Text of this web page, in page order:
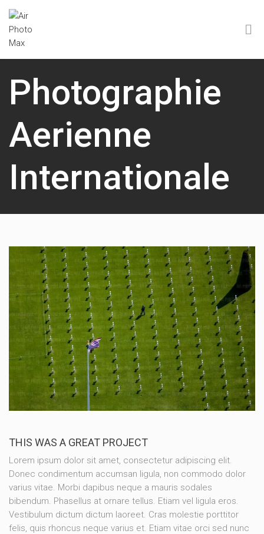
Photographie
Aerienne
Internationale
THIS WAS A GREAT PROJECT
Lorem ipsum dolor sit amet, consectetur adipiscing elit.
Donec condimentum accumsan ligula, non commodo dolor
varius vitae. Morbi dapibus neque a mauris sodales
bibendum. Phasellus at ornare tellus. Etiam vel ligula eros.
Vestibulum dictum dictum laoreet. Cras molestie porttitor
felis, quis rhoncus neque varius et. Etiam vitae orci sed nunc